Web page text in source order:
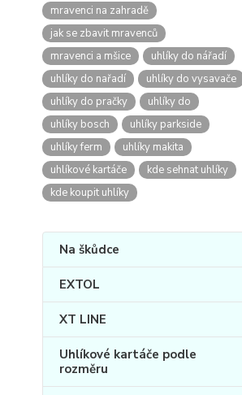
mravenci na zahradě
jak se zbavit mravenců
mravenci a mšice
uhlíky do nářadí
uhlíky do nařadí
uhlíky do vysavače
uhlíky do pračky
uhlíky do
uhlíky bosch
uhlíky parkside
uhlíky ferm
uhlíky makita
uhlíkové kartáče
kde sehnat uhlíky
kde koupit uhlíky
Na škůdce
EXTOL
XT LINE
Uhlíkové kartáče podle
rozměru